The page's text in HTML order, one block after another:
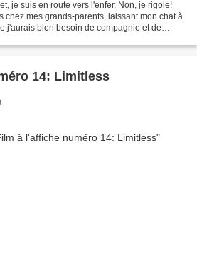
je suis en route vers l'enfer. Non, je rigole!
chez mes grands-parents, laissant mon chat à
j'aurais bien besoin de compagnie et de
14: Limitless